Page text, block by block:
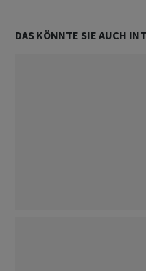
DAS KÖNNTE SIE AUCH